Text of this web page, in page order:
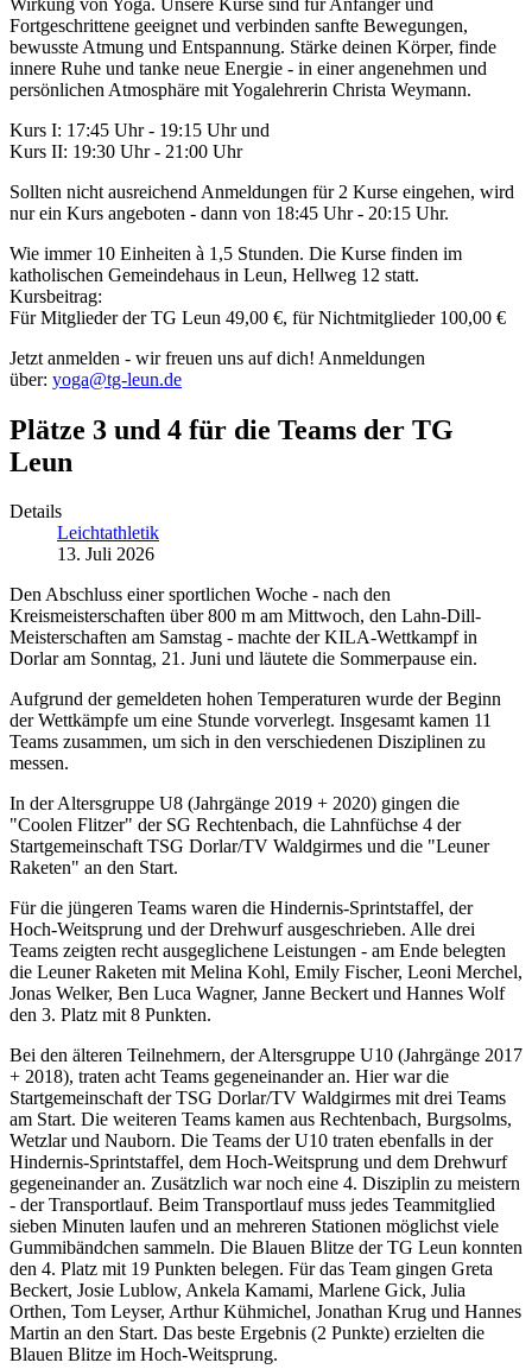
Fortgeschrittene geeignet und verbinden sanfte Bewegungen,
bewusste Atmung und Entspannung. Stärke deinen Körper, finde
innere Ruhe und tanke neue Energie - in einer angenehmen und
persönlichen Atmosphäre mit Yogalehrerin Christa Weymann.
Kurs I: 17:45 Uhr - 19:15 Uhr und
Kurs II: 19:30 Uhr - 21:00 Uhr
Sollten nicht ausreichend Anmeldungen für 2 Kurse eingehen, wird
nur ein Kurs angeboten - dann von 18:45 Uhr - 20:15 Uhr.
Wie immer 10 Einheiten à 1,5 Stunden. Die Kurse finden im
katholischen Gemeindehaus in Leun, Hellweg 12 statt.
Kursbeitrag:
Für Mitglieder der TG Leun 49,00 €, für Nichtmitglieder 100,00 €
Jetzt anmelden - wir freuen uns auf dich! Anmeldungen
über: yoga@tg-leun.de
Plätze 3 und 4 für die Teams der TG
Leun
Details
Leichtathletik
13. Juli 2026
Den Abschluss einer sportlichen Woche - nach den
Kreismeisterschaften über 800 m am Mittwoch, den Lahn-Dill-
Meisterschaften am Samstag - machte der KILA-Wettkampf in
Dorlar am Sonntag, 21. Juni und läutete die Sommerpause ein.
Aufgrund der gemeldeten hohen Temperaturen wurde der Beginn
der Wettkämpfe um eine Stunde vorverlegt. Insgesamt kamen 11
Teams zusammen, um sich in den verschiedenen Disziplinen zu
messen.
In der Altersgruppe U8 (Jahrgänge 2019 + 2020) gingen die
"Coolen Flitzer" der SG Rechtenbach, die Lahnfüchse 4 der
Startgemeinschaft TSG Dorlar/TV Waldgirmes und die "Leuner
Raketen" an den Start.
Für die jüngeren Teams waren die Hindernis-Sprintstaffel, der
Hoch-Weitsprung und der Drehwurf ausgeschrieben. Alle drei
Teams zeigten recht ausgeglichene Leistungen - am Ende belegten
die Leuner Raketen mit Melina Kohl, Emily Fischer, Leoni Merchel,
Jonas Welker, Ben Luca Wagner, Janne Beckert und Hannes Wolf
den 3. Platz mit 8 Punkten.
Bei den älteren Teilnehmern, der Altersgruppe U10 (Jahrgänge 2017
+ 2018), traten acht Teams gegeneinander an. Hier war die
Startgemeinschaft der TSG Dorlar/TV Waldgirmes mit drei Teams
am Start. Die weiteren Teams kamen aus Rechtenbach, Burgsolms,
Wetzlar und Nauborn. Die Teams der U10 traten ebenfalls in der
Hindernis-Sprintstaffel, dem Hoch-Weitsprung und dem Drehwurf
gegeneinander an. Zusätzlich war noch eine 4. Disziplin zu meistern
- der Transportlauf. Beim Transportlauf muss jedes Teammitglied
sieben Minuten laufen und an mehreren Stationen möglichst viele
Gummibändchen sammeln. Die Blauen Blitze der TG Leun konnten
den 4. Platz mit 19 Punkten belegen. Für das Team gingen Greta
Beckert, Josie Lublow, Ankela Kamami, Marlene Gick, Julia
Orthen, Tom Leyser, Arthur Kühmichel, Jonathan Krug und Hannes
Martin an den Start. Das beste Ergebnis (2 Punkte) erzielten die
Blauen Blitze im Hoch-Weitsprung.